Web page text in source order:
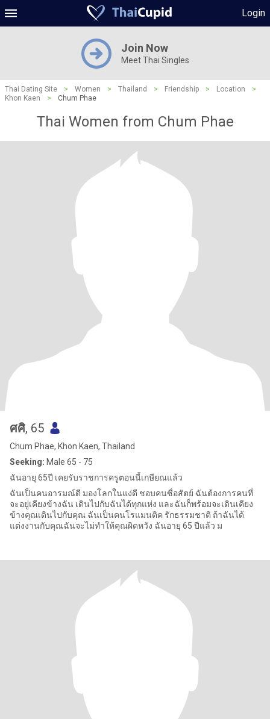
Login
Join Now
Meet Thai Singles
Thai Dating Site > Women > Thailand > Friendship > Location
>
Khon Kaen
> Chum Phae
Thai Women from Chum Phae
ศศิ, 65
Chum Phae, Khon Kaen, Thailand
Seeking: Male 65 - 75
ฉันอายุ 65ปี เคยรับราชการครูตอนนี้เกษียณแล้ว
ฉันเป็นคนอารมณ์ดี มองโลกในแง่ดี ชอบคนซื่อสัตย์ ฉันต้องการคนที่
จะอยู่เคียงข้างฉัน เดินไปกับฉันได้ทุกแห่ง และฉันก็พร้อมจะเดินเคียง
ข้างคุณเดินไปกับคุณ ฉันเป็นคนโรแมนติค รักธรรมชาติ ถ้าฉันได้
แต่งงานกับคุณฉันจะไม่ทำให้คุณผิดหวัง ฉันอายุ 65 ปีแล้ว ม